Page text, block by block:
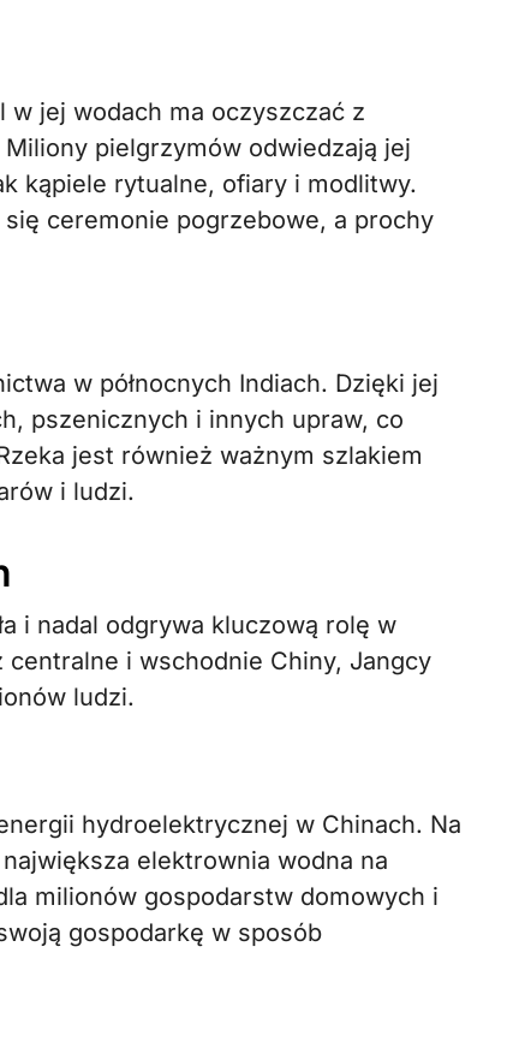
w jej wodach ma oczyszczać z
pielgrzymów odwiedzają jej
kąpiele rytualne, ofiary i modlitwy.
ceremonie pogrzebowe, a prochy
w północnych Indiach. Dzięki jej
pszenicznych i innych upraw, co
jest również ważnym szlakiem
i ludzi.
i nadal odgrywa kluczową rolę w
i wschodnie Chiny, Jangcy
ludzi.
hydroelektrycznej w Chinach. Na
elektrownia wodna na
milionów gospodarstw domowych i
gospodarkę w sposób